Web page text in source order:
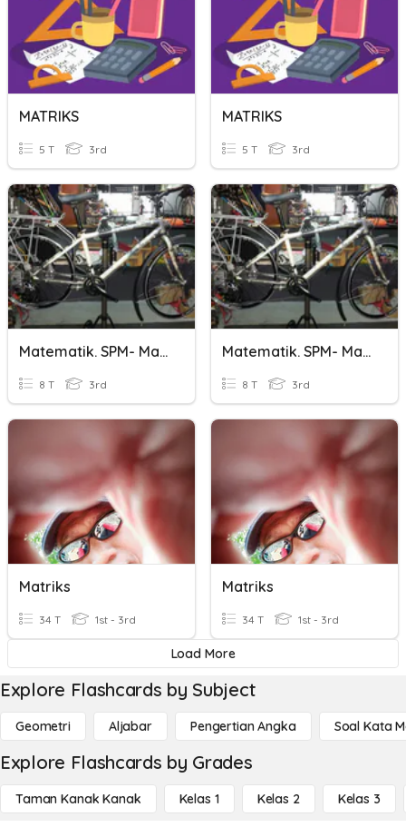
MATRIKS
5 T 3rd
MATRIKS
5 T 3rd
Matematik. SPM- Matriks
8 T 3rd
Matematik. SPM- Matriks
8 T 3rd
Matriks
34 T 1st - 3rd
Matriks
34 T 1st - 3rd
Load More
Explore Flashcards by Subject
Geometri Aljabar Pengertian Angka Soal Kata
Explore Flashcards by Grades
Taman Kanak Kanak Kelas 1 Kelas 2 Kelas 3